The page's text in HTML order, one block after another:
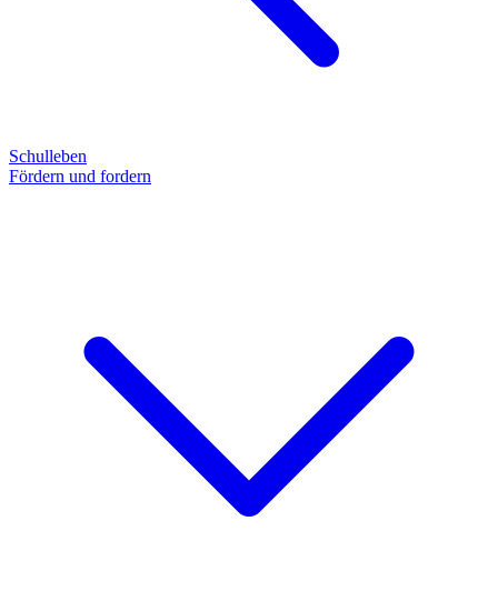
Schulleben
Fördern und fordern